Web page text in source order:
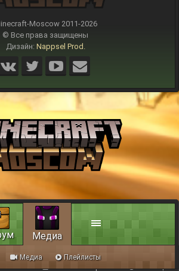
Moscow 2011-2026
© Все права защищены
Дизайн: Nappsel Prod.
Медиа
Медиа Плейлисты
связь Условия и правила Помощь